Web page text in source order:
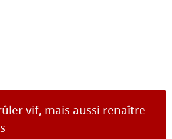
vif, mais aussi renaître